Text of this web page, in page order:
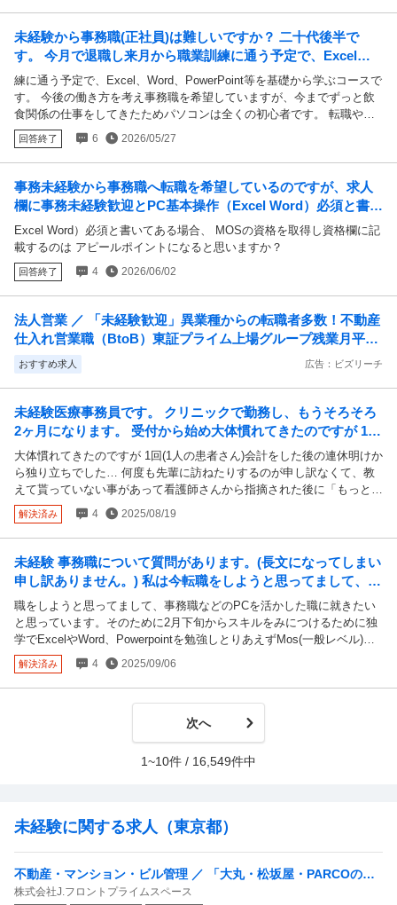
ebサイト作成) ・ホームページ運用基礎 (編集、更新、連携、導入方
法、SEO対策、運営管理方法など) この①と②で迷っています ハロワ
でも聞く予定ですが色んな意見が欲しいです 聞ける人がいないのでチ
ャットGPTやコパイロット、Googleの AIに聞いてみたら、①のワード
エクセルのみでいいと言われたり、②のワードエクセルに加えて+のこ
とも学べるからこっちの方がいいなどと意見が割れており、 ここでも
似たような質問をしたら①のワードエクセルのみ、他は不要と言われた
りと意見が割れていて悩んでます ワードエクセルのみでいいという意
見と、ワードエクセルのみだけじゃ厳しいという意見に挟まれてどちら
が自分に最適か分かりません ②はプラスのことができますし、プラス
で持ってた方がいいに越したことないのはわかるのですが、 どちらが
最適でしょうか？
未経験から事務職(正社員)は難しいですか？ 二十代後半で
す。 今月で退職し来月から職業訓練に通う予定で、Excel、W
ord、PowerPoint等を基礎から学ぶコースです。
練に通う予定で、Excel、Word、PowerPoint等を基礎から学ぶコースで
す。 今後の働き方を考え事務職を希望していますが、今までずっと飲
食関係の仕事をしてきたためパソコンは全くの初心者です。 転職や今
後については自分で決めたことなので後悔はないのですが、自分にとっ
て新しい挑戦なので不安でいっぱいです… 同じように未経験から事務
職に転職された方はいらっしゃいますか？
回答終了 6 2026/05/27
事務未経験から事務職へ転職を希望しているのですが、求人
欄に事務未経験歓迎とPC基本操作（Excel Word）必須と書い
てある場合、 MOSの資格を取得し資格欄に記載するのは
Excel Word）必須と書いてある場合、 MOSの資格を取得し資格欄に記
載するのは アピールポイントになると思いますか？
回答終了 4 2026/06/02
法人営業 ／ 「未経験歓迎」異業種からの転職者多数！不動産
仕入れ営業職（BtoB）東証プライム上場グループ残業月平均
10h未満・年休128日以上可
おすすめ求人 広告：ビズリーチ
未経験医療事務員です。 クリニックで勤務し、もうそろそろ
2ヶ月になります。 受付から始め大体慣れてきたのですが 1回
(1人の患者さん)会計をした後の連休明けから独り立ちでし
た…
大体慣れてきたのですが 1回(1人の患者さん)会計をした後の連休明けか
ら独り立ちでした… 何度も先輩に訪ねたりするのが申し訳なくて、教
えて貰っていない事があって看護師さんから指摘された後に「もっと周
りを見てたら出来るよ」と注意されました。 正直その通りなのです
が、受付もイレギュラーな事の連続で会計をしている先輩の行動を見る
余裕がありませんでした。 言い訳になるのですが… 会計、精算でなれ
る日は来るのでしょうか 1回しただけで通常は覚えれるものなのでしょ
うか？ 帰宅して勉強はしているのですが？がいっぱいです。 また一般
名処方加算対象外の薬はクリニックによって違うのでしょうか？
解決済み 4 2025/08/19
未経験 事務職について質問があります。(長文になってしまい
申し訳ありません。) 私は今転職をしようと思ってまして、事
務職などのPCを活かした職に就きたいと...
職をしようと思ってまして、事務職などのPCを活かした職に就きたい
と思っています。そのために2月下旬からスキルをみにつけるために独
学でExcelやWord、Powerpointを勉強しとりあえずMos(一般レベル)を
取得しました。そして最近はブラインドタッチもできた方がいいだろう
なと思い練習しています。マイタイピングというサイトで初心者用のひ
よこの基礎9のところまでは合格時間内に一通りブラインドタッチでき
るようになりました。 ただやはりスピードが遅いんです。見てやった
方がまだ早くうてるしミスも少ないんです。せっかくExcelやWordを勉
強して事務職目指しているのにタイピングが致命的で仕事が出来ない、
もしくは支障がでるかもしれないのが嫌で踏み出せないとゆうかどうし
ってなるはやで終わらせる。家でブラインドタッチ練習、慣れたら仕事
解決済み 4 2025/09/06
次へ
1~10件 / 16,549件中
未経験に関する求人（東京都）
不動産・マンション・ビル管理 ／ 「大丸・松坂屋・PARCOの設
備管理」でワンランク上の活躍！充実の高待遇で理想のキャリア
株式会社J.フロントプライムスペース